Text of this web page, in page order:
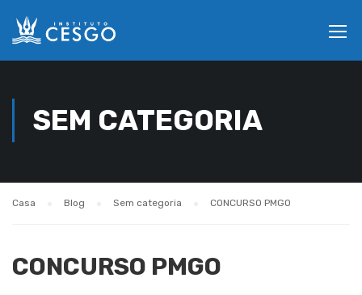
SEM CATEGORIA
Casa Blog Sem categoria CONCURSO PMGO
CONCURSO PMGO